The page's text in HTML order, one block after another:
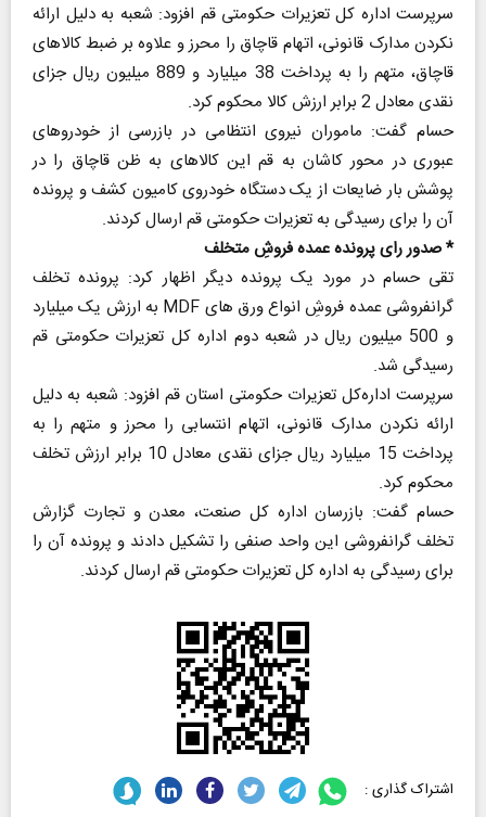
سرپرست اداره کل تعزیرات حکومتی قم افزود: شعبه به دلیل ارائه
نکردن مدارک قانونی، اتهام قاچاق را محرز و علاوه بر ضبط کالاهای
قاچاق، متهم را به پرداخت 38 میلیارد و 889 میلیون ریال جزای
نقدی معادل 2 برابر ارزش کالا محکوم کرد.
حسام گفت: ماموران نیروی انتظامی در بازرسی از خودروهای
عبوری در محور کاشان به قم این کالاهای به ظن قاچاق را در
پوشش بار ضایعات از یک دستگاه خودروی کامیون کشف و پرونده
آن را برای رسیدگی به تعزیرات حکومتی قم ارسال کردند.
* صدور رای پرونده عمده فروشِ متخلف
تقی حسام در مورد یک پرونده دیگر اظهار کرد: پرونده تخلف
گرانفروشی عمده فروشِ انواع ورق های MDF به ارزش یک میلیارد
و 500 میلیون ریال در شعبه دوم اداره کل تعزیرات حکومتی قم
رسیدگی شد.
سرپرست اداره‌کل تعزیرات حکومتی استان قم افزود: شعبه به دلیل
ارائه نکردن مدارک قانونی، اتهام انتسابی را محرز و متهم را به
پرداخت 15 میلیارد ریال جزای نقدی معادل 10 برابر ارزش تخلف
محکوم کرد.
حسام گفت: بازرسان اداره کل صنعت، معدن و تجارت گزارش
تخلف گرانفروشی این واحد صنفی را تشکیل دادند و پرونده آن را
برای رسیدگی به اداره کل تعزیرات حکومتی قم ارسال کردند.
اشتراک گذاری :